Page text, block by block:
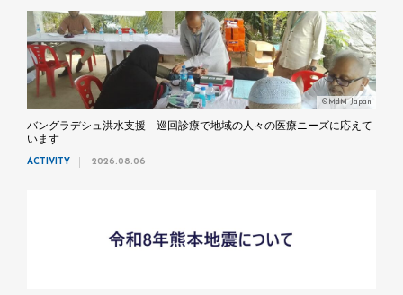
©MdM Japan
バングラデシュ洪水支援 巡回診療で地域の人々の医療ニーズに応えて
います
ACTIVITY 2026.08.06